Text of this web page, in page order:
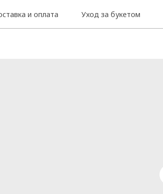
и оплата Уход за букетом